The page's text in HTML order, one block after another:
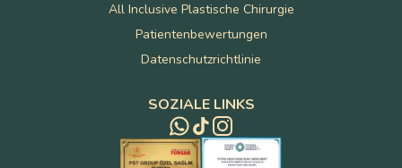
All Inclusive Plastische Chirurgie
Patientenbewertungen
Datenschutzrichtlinie
SOZIALE LINKS